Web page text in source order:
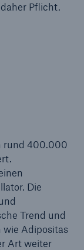
Pflicht.
rund 400.000
Die
Trend und
wie Adipositas
Art weiter